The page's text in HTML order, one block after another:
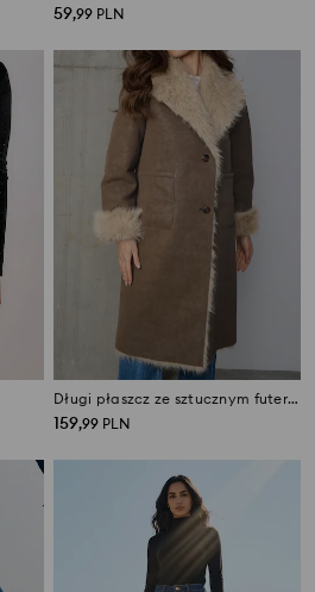
59,99 PLN
Długi płaszcz ze sztucznym futerkiem
159,99 PLN